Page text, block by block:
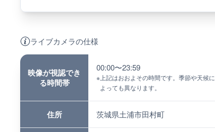
ライブカメラの仕様
映像が視認でき
る時間帯
00:00〜23:59
※ 上記はおおよその時間です。季節や天候に
よっても異なります。
住所 茨城県土浦市田村町